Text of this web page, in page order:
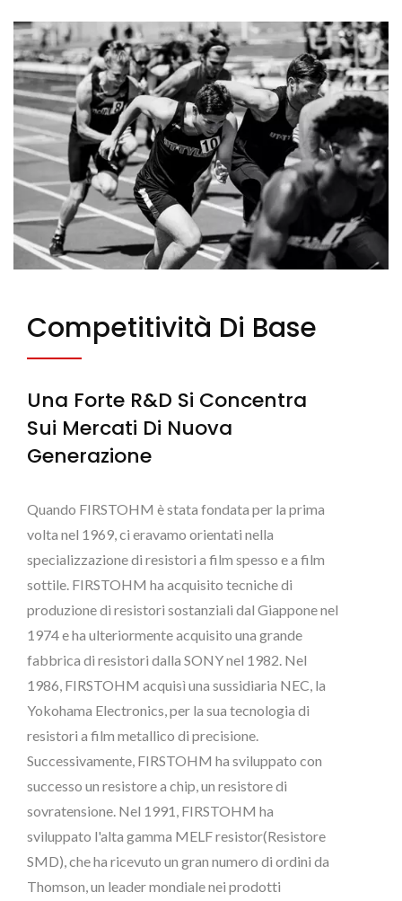
Competitività Di Base
Una Forte R&D Si Concentra
Sui Mercati Di Nuova
Generazione
Quando FIRSTOHM è stata fondata per la prima
volta nel 1969, ci eravamo orientati nella
specializzazione di resistori a film spesso e a film
sottile. FIRSTOHM ha acquisito tecniche di
produzione di resistori sostanziali dal Giappone nel
1974 e ha ulteriormente acquisito una grande
fabbrica di resistori dalla SONY nel 1982. Nel
1986, FIRSTOHM acquisì una sussidiaria NEC, la
Yokohama Electronics, per la sua tecnologia di
resistori a film metallico di precisione.
Successivamente, FIRSTOHM ha sviluppato con
successo un resistore a chip, un resistore di
sovratensione. Nel 1991, FIRSTOHM ha
sviluppato l'alta gamma MELF resistor(Resistore
SMD), che ha ricevuto un gran numero di ordini da
Thomson, un leader mondiale nei prodotti